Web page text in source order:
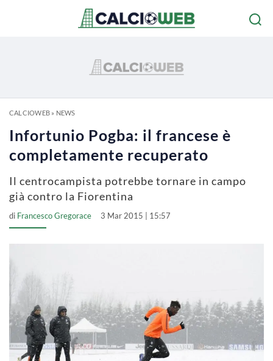
CALCIOWEB» NEWS
Infortunio Pogba: il francese è
completamente recuperato
Il centrocampista potrebbe tornare in campo
già contro la Fiorentina
di Francesco Gregorace 3 Mar 2015 | 15:57